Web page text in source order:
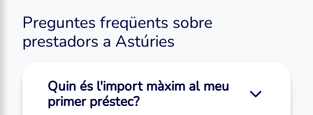
Preguntes freqüents sobre
prestadors a Astúries
Quin és l'import màxim al meu
primer préstec?